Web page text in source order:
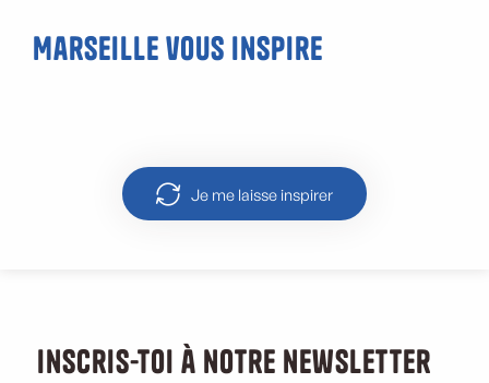
Marseille vous inspire
Je me laisse inspirer
Inscris-toi à notre newsletter